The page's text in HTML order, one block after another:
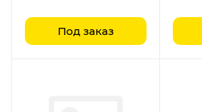
Под заказ